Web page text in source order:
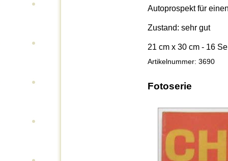
Autoprospekt für
Zustand: sehr gut
21 cm x 30 cm - 16
Artikelnummer: 3690
Fotoserie